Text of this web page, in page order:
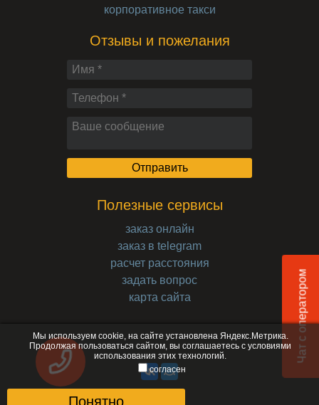
Мы используем cookie, на сайте установлена Яндекс.Метрика.
Продолжая пользоваться сайтом, вы соглашаетесь с условиями
использования этих технологий.
согласен
Понятно
корпоративное такси
Отзывы и пожелания
Полезные сервисы
заказ онлайн
заказ в telegram
расчет расстояния
задать вопрос
карта сайта
Чат с оператором